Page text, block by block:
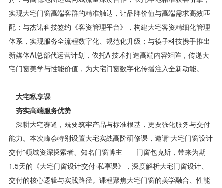
实现大宅门窗高端客群的精准触达，让品牌价值与高端需求高效匹
配；与杰诺科技签约《客资管理平台》，构建大宅客资精细化管理
体系，实现服务全流程数字化、规范化升级；与筷子科技携手推出
新媒体AI总部代运营计划，依托AI技术打造高端内容矩阵，传递大
宅门窗美学与性能价值，为大宅门窗数字化传播注入全新动能。
大宅私享课
夯实高端服务优势
深耕大宅赛道，既要筑牢产品与标准根基，更要强化服务与交付
能力。本次峰会特别设置大宅实战高阶研修课，邀请“大宅门窗设计
交付”领域资深探索者、知名门窗博主——门窗包克斯，带来为期
1.5天的《大宅门窗设计交付·私享课》，深度解析大宅门窗设计、
交付的核心逻辑与实践路径。课程聚焦大宅门窗的美学融合、性能